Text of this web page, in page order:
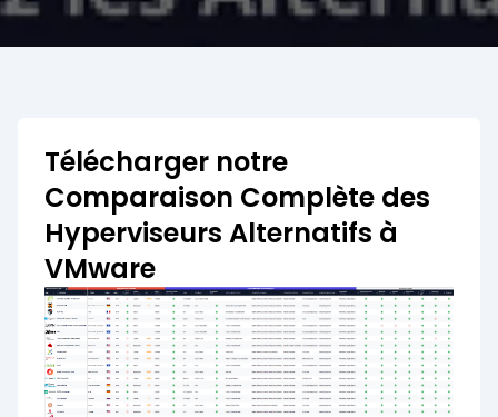
Télécharger notre
Comparaison Complète des
Hyperviseurs Alternatifs à
VMware